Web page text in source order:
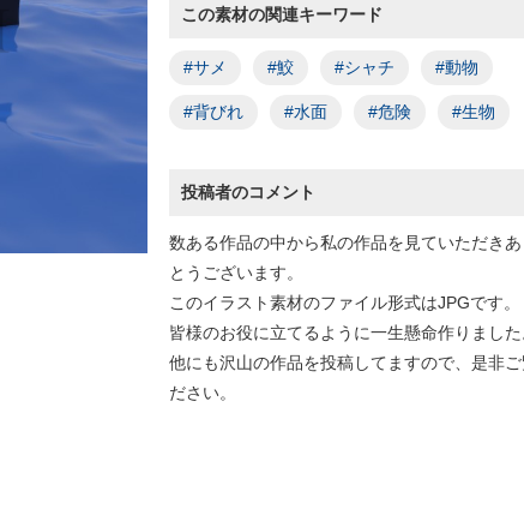
この素材の関連キーワード
#サメ #鮫 #シャチ #動物
#背びれ #水面 #危険 #生物
投稿者のコメント
数ある作品の中から私の作品を見ていただき
とうございます。
このイラスト素材のファイル形式はJPGです。
皆様のお役に立てるように一生懸命作りました
他にも沢山の作品を投稿してますので、是非ご
ださい。